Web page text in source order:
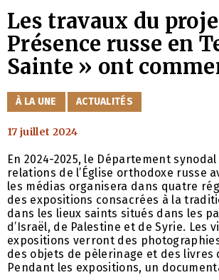
Les travaux du
Présence russe en
Sainte » ont
CATÉGORIES
À LA UNE ACTUALITÉS
17 juillet 2024
En 2024-2025, le Département
relations de l’Église orthodoxe russe
les médias organisera dans quatre
des expositions consacrées à la
dans les lieux saints situés dans les
d’Israël, de Palestine et de Syrie. Les
expositions verront des
des objets de pèlerinage et des livres
Pendant les expositions, un